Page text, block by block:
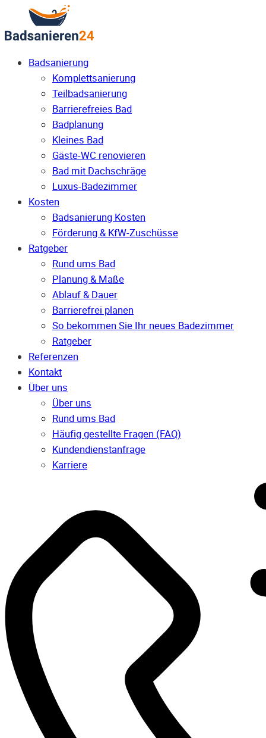
Badsanierung
Komplettsanierung
Teilbadsanierung
Barrierefreies Bad
Badplanung
Kleines Bad
Gäste-WC renovieren
Bad mit Dachschräge
Luxus-Badezimmer
Kosten
Badsanierung Kosten
Förderung & KfW-Zuschüsse
Ratgeber
Rund ums Bad
Planung & Maße
Ablauf & Dauer
Barrierefrei planen
So bekommen Sie Ihr neues Badezimmer
Ratgeber
Referenzen
Kontakt
Über uns
Über uns
Rund ums Bad
Häufig gestellte Fragen (FAQ)
Kunden­dienst­anfrage
Karriere